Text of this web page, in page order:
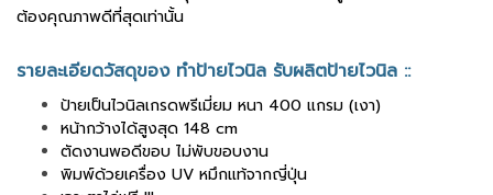
ต้องคุณภาพดีที่สุดเท่านั้น
รายละเอียดวัสดุของ ทำป้ายไวนิล รับผลิตป้ายไวนิล ::
ป้ายเป็นไวนิลเกรดพรีเมี่ยม หนา 400 แกรม (เงา)
หน้ากว้างได้สูงสุด 148 cm
ตัดงานพอดีขอบ ไม่พับขอบงาน
พิมพ์ด้วยเครื่อง UV หมึกแท้จากญี่ปุ่น